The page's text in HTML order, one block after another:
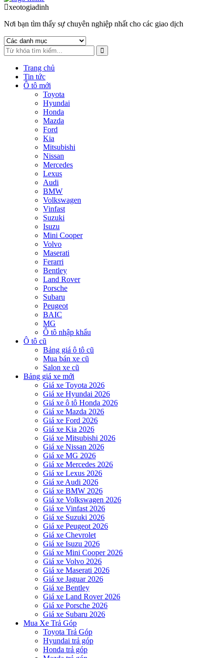
to
toxeotogiadinh
Nơi bạn tìm thấy sự chuyên nghiệp nhất cho các giao dịch
Trang chủ
Tin tức
Ô tô mới
Toyota
Hyundai
Honda
Mazda
Ford
Kia
Mitsubishi
Nissan
Mercedes
Lexus
Audi
BMW
Volkswagen
Vinfast
Suzuki
Isuzu
Mini Cooper
Volvo
Maserati
Ferarri
Bentley
Land Rover
Porsche
Subaru
Peugeot
BAIC
MG
Ô tô nhập khẩu
Ô tô cũ
Bảng giá ô tô cũ
Mua bán xe cũ
Salon xe cũ
Bảng giá xe mới
Giá xe Toyota 2026
Giá xe Hyundai 2026
Giá xe ô tô Honda 2026
Giá xe Mazda 2026
Giá xe Ford 2026
Giá xe Kia 2026
Giá xe Mitsubishi 2026
Giá xe Nissan 2026
Giá xe MG 2026
Giá xe Mercedes 2026
Giá xe Lexus 2026
Giá xe Audi 2026
Giá xe BMW 2026
Giá xe Volkswagen 2026
Giá xe Vinfast 2026
Giá xe Suzuki 2026
Giá xe Peugeot 2026
Giá xe Chevrolet
Giá xe Isuzu 2026
Giá xe Mini Cooper 2026
Giá xe Volvo 2026
Giá xe Maserati 2026
Giá xe Jaguar 2026
Giá xe Bentley
Giá xe Land Rover 2026
Giá xe Porsche 2026
Giá xe Subaru 2026
Mua Xe Trả Góp
Toyota Trả Góp
Hyundai trả góp
Honda trả góp